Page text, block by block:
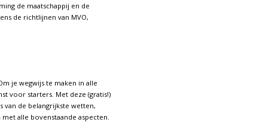
de maatschappij en de
de richtlijnen van MVO,
je wegwijs te maken in alle
voor starters. Met deze (gratis!)
de belangrijkste wetten,
alle bovenstaande aspecten.